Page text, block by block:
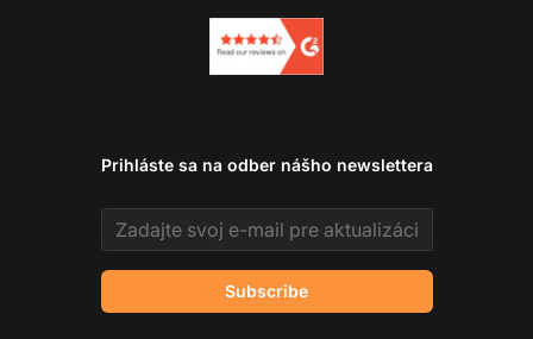
Prihláste sa na odber nášho newslettera
Email address
Subscribe